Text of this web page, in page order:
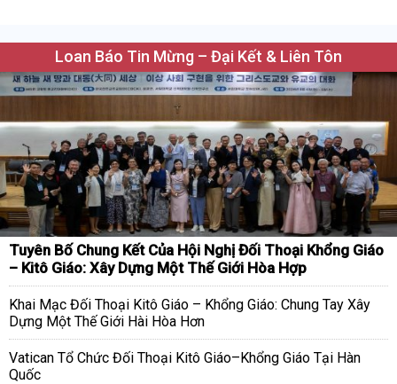
Loan Báo Tin Mừng – Đại Kết & Liên Tôn
Tuyên Bố Chung Kết Của Hội Nghị Đối Thoại Khổng Giáo
– Kitô Giáo: Xây Dựng Một Thế Giới Hòa Hợp
Khai Mạc Đối Thoại Kitô Giáo – Khổng Giáo: Chung Tay Xây
Dựng Một Thế Giới Hài Hòa Hơn
Vatican Tổ Chức Đối Thoại Kitô Giáo–Khổng Giáo Tại Hàn
Quốc